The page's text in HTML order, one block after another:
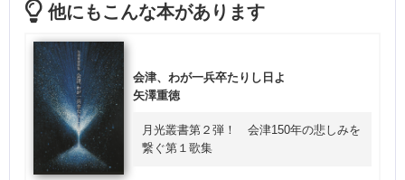
他にもこんな本があります
会津、わが一兵卒たりし日よ
矢澤重徳
月光叢書第２弾！ 会津150年の悲しみを
繋ぐ第１歌集